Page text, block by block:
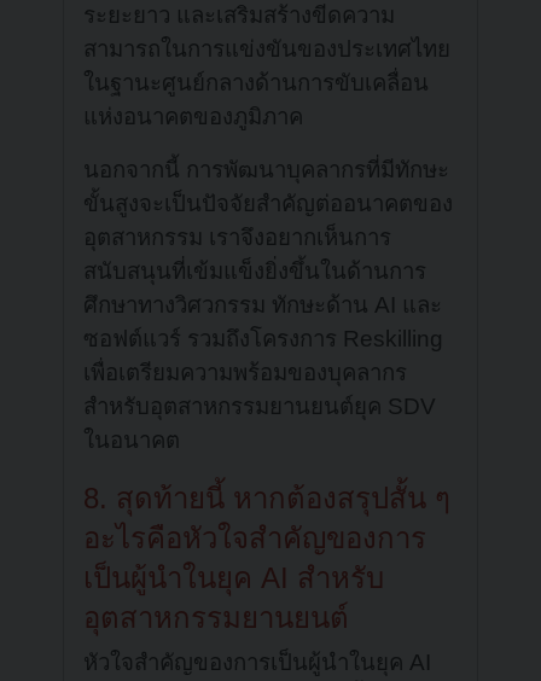
ระยะยาว และเสริมสร้างขีดความ
สามารถในการแข่งขันของประเทศไทย
ในฐานะศูนย์กลางด้านการขับเคลื่อน
แห่งอนาคตของภูมิภาค
นอกจากนี้ การพัฒนาบุคลากรที่มีทักษะ
ขั้นสูงจะเป็นปัจจัยสำคัญต่ออนาคตของ
อุตสาหกรรม เราจึงอยากเห็นการ
สนับสนุนที่เข้มแข็งยิ่งขึ้นในด้านการ
ศึกษาทางวิศวกรรม ทักษะด้าน AI และ
ซอฟต์แวร์ รวมถึงโครงการ Reskilling
เพื่อเตรียมความพร้อมของบุคลากร
สำหรับอุตสาหกรรมยานยนต์ยุค SDV
ในอนาคต
8. สุดท้ายนี้ หากต้องสรุปสั้น ๆ
อะไรคือหัวใจสำคัญของการ
เป็นผู้นำในยุค AI สำหรับ
อุตสาหกรรมยานยนต์
หัวใจสำคัญของการเป็นผู้นำในยุค AI